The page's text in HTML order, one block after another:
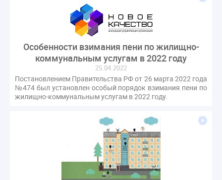
Особенности взимания пени по жилищно-
коммунальным услугам в 2022 году
25.04.2022
Постановлением Правительства РФ от 26 марта 2022 года
№474 был установлен особый порядок взимания пени по
жилищно-коммунальным услугам в 2022 году.